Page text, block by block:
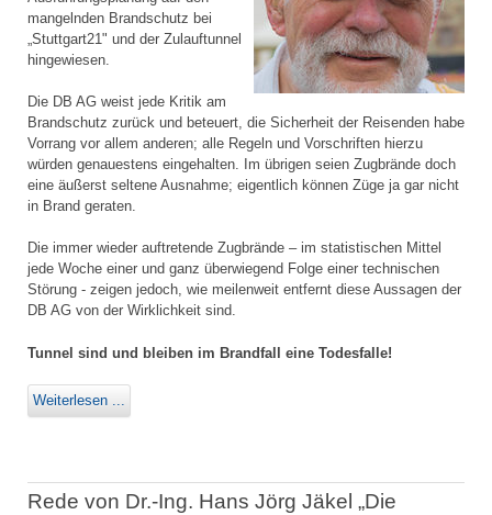
mangelnden Brandschutz bei
„Stuttgart21" und der Zulauftunnel
hingewiesen.
Die DB AG weist jede Kritik am
Brandschutz zurück und beteuert, die Sicherheit der Reisenden habe
Vorrang vor allem anderen; alle Regeln und Vorschriften hierzu
würden genauestens eingehalten. Im übrigen seien Zugbrände doch
eine äußerst seltene Ausnahme; eigentlich können Züge ja gar nicht
in Brand geraten.
Die immer wieder auftretende Zugbrände – im statistischen Mittel
jede Woche einer und ganz überwiegend Folge einer technischen
Störung - zeigen jedoch, wie meilenweit entfernt diese Aussagen der
DB AG von der Wirklichkeit sind.
Tunnel sind und bleiben im Brandfall eine Todesfalle!
Weiterlesen ...
Rede von Dr.-Ing. Hans Jörg Jäkel „Die